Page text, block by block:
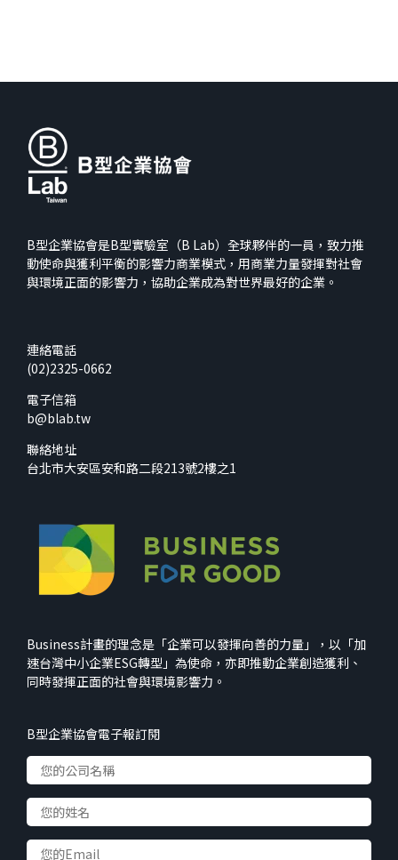
B型企業協會是B型實驗室（B Lab）全球夥伴的一員，致力推
動使命與獲利平衡的影響力商業模式，用商業力量發揮對社會
與環境正面的影響力，協助企業成為對世界最好的企業。
連絡電話
(02)2325-0662
電子信箱
b@blab.tw
聯絡地址
台北市大安區安和路二段213號2樓之1
Business計畫的理念是「企業可以發揮向善的力量」，以「加
速台灣中小企業ESG轉型」為使命，亦即推動企業創造獲利、
同時發揮正面的社會與環境影響力。
B型企業協會電子報訂閱